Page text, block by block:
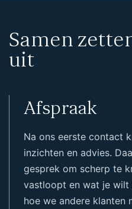
Samen
uit
Afspraak
Na ons eerste contact
inzichten en advies.
gesprek om scherp te
vastloopt en wat je wilt
hoe we andere klanten